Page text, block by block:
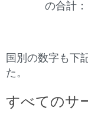
の合計
国別の数字も下
た。
すべてのサ